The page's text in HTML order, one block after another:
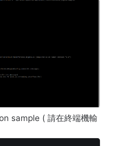
sample ( 請在終端機輸